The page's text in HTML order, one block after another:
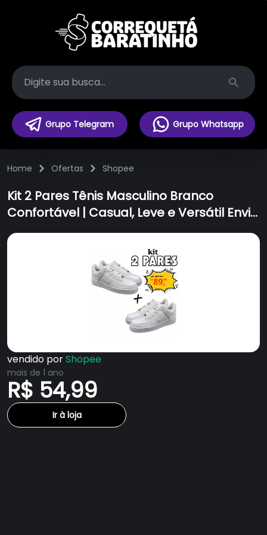
Search
Grupo Telegram Grupo Whatsapp
Home Ofertas Shopee
Kit 2 Pares Tênis Masculino Branco
Confortável | Casual, Leve e Versátil Envio
Imediato
vendido porShopee
mais de 1 ano
R$ 54,99
Ir à loja